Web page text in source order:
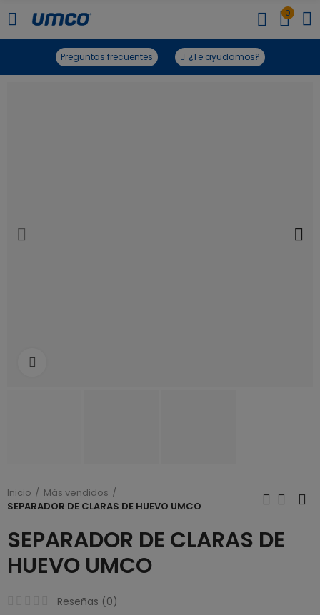
0
Preguntas frecuentes ¿Te ayudamos?
Inicio
Más vendidos
SEPARADOR DE CLARAS DE HUEVO UMCO
SEPARADOR DE CLARAS DE
HUEVO UMCO
Reseñas (0)